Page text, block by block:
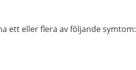
ett eller flera av följande symtom: